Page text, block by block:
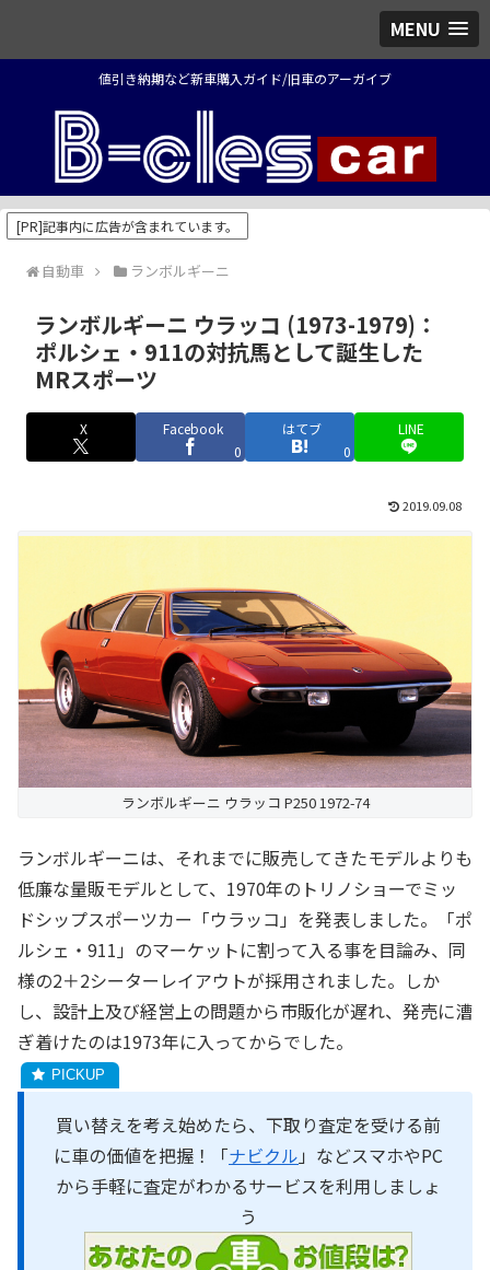
MENU
値引き納期など新車購入ガイド/旧車のアーガイブ
[PR]記事内に広告が含まれています。
自動車 ランボルギーニ
ランボルギーニ ウラッコ (1973-1979)：
ポルシェ・911の対抗馬として誕生した
MRスポーツ
X
Facebook
0
はてブ
0
LINE
2019.09.08
ランボルギーニ ウラッコ P250 1972-74
ランボルギーニは、それまでに販売してきたモデルよりも
低廉な量販モデルとして、1970年のトリノショーでミッ
ドシップスポーツカー「ウラッコ」を発表しました。「ポ
ルシェ・911」のマーケットに割って入る事を目論み、同
様の2＋2シーターレイアウトが採用されました。しか
し、設計上及び経営上の問題から市販化が遅れ、発売に漕
ぎ着けたのは1973年に入ってからでした。
買い替えを考え始めたら、下取り査定を受ける前
に車の価値を把握！「ナビクル 」などスマホやPC
から手軽に査定がわかるサービスを利用しましょ
う